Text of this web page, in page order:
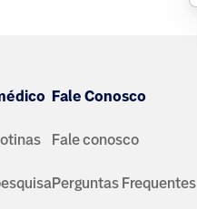
Fale Conosco
Fale conosco
Perguntas Frequentes